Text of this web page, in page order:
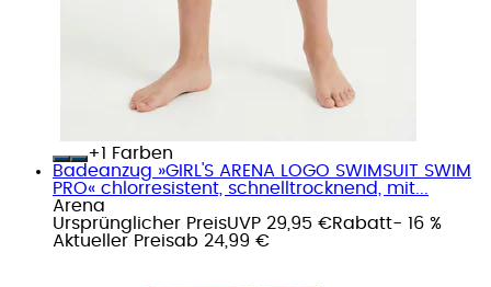
+
Farben
Badeanzug »GIRL'S ARENA LOGO SWIMSUIT SWIM
PRO« chlorresistent, schnelltrocknend, mit...
Arena
Ursprünglicher PreisUVP 29,95 €Rabatt- 16 %
Aktueller Preisab 24,99 €